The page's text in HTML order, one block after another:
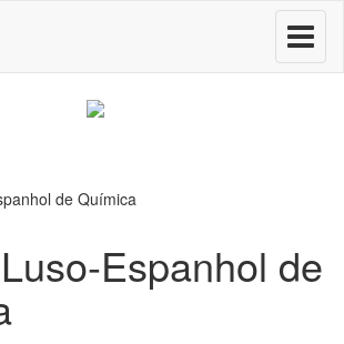
Toggle
de Química
Espanhol de